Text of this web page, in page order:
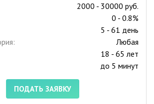
2000 - 30000 руб.
0 - 0.8%
5 - 61 день
Любая
18 - 65 лет
до 5 минут
ПОДАТЬ ЗАЯВКУ